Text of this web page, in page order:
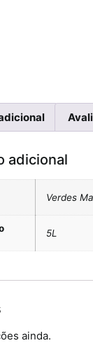
adicional
Verdes
5L
ainda.